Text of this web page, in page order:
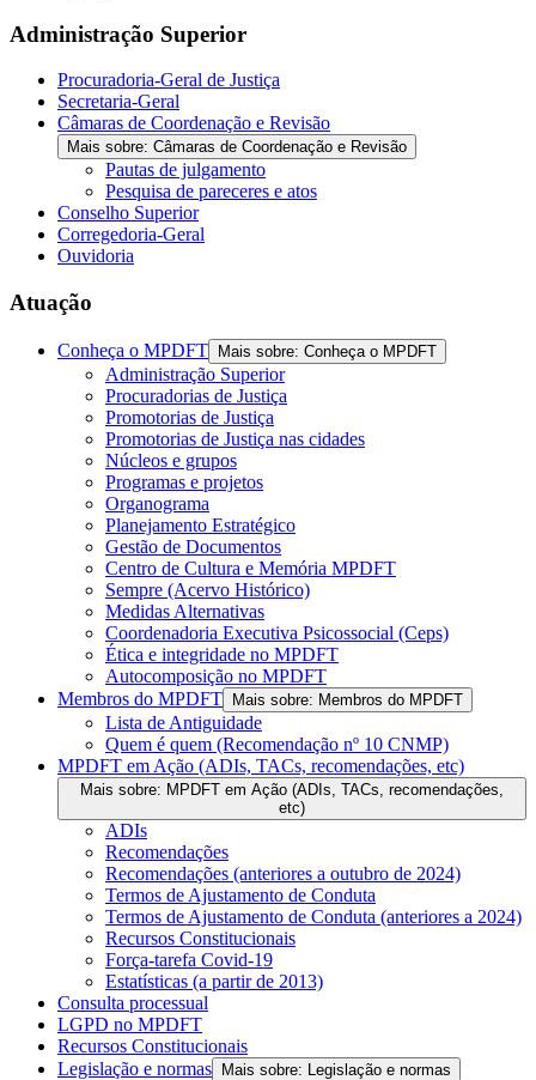
screen
help
navigate
content.
Administração Superior
Procuradoria-Geral de Justiça
Secretaria-Geral
Câmaras de Coordenação e Revisão
Mais sobre: Câmaras de Coordenação e Revisão
Pautas de julgamento
Pesquisa de pareceres e atos
Conselho Superior
Corregedoria-Geral
Ouvidoria
Atuação
Conheça o MPDFT Mais sobre: Conheça o MPDFT
Administração Superior
Procuradorias de Justiça
Promotorias de Justiça
Promotorias de Justiça nas cidades
Núcleos e grupos
Programas e projetos
Organograma
Planejamento Estratégico
Gestão de Documentos
Centro de Cultura e Memória MPDFT
Sempre (Acervo Histórico)
Medidas Alternativas
Coordenadoria Executiva Psicossocial (Ceps)
Ética e integridade no MPDFT
Autocomposição no MPDFT
Membros do MPDFT
Mais sobre: Membros do MPDFT
Lista de Antiguidade
Quem é quem (Recomendação nº 10 CNMP)
MPDFT em Ação (ADIs, TACs, recomendações, etc)
Mais sobre: MPDFT em Ação (ADIs, TACs, recomendações,
etc)
ADIs
Recomendações
Recomendações (anteriores a outubro de 2024)
Termos de Ajustamento de Conduta
Termos de Ajustamento de Conduta (anteriores a 2024)
Recursos Constitucionais
Força-tarefa Covid-19
Estatísticas (a partir de 2013)
Consulta processual
LGPD no MPDFT
Recursos Constitucionais
Legislação e normas
Mais sobre: Legislação e normas